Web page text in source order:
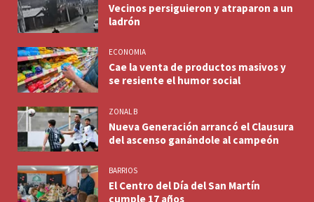
Vecinos persiguieron y atraparon a un
ladrón
ECONOMIA
Cae la venta de productos masivos y
se resiente el humor social
ZONAL B
Nueva Generación arrancó el Clausura
del ascenso ganándole al campeón
BARRIOS
El Centro del Día del San Martín
cumple 17 años